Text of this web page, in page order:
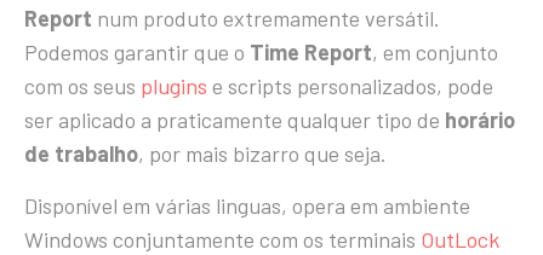
Report num produto extremamente versátil.
Podemos garantir que o Time Report, em conjunto
com os seus plugins e scripts personalizados, pode
ser aplicado a praticamente qualquer tipo de horário
de trabalho, por mais bizarro que seja.
Disponível em várias linguas, opera em ambiente
Windows conjuntamente com os terminais OutLock